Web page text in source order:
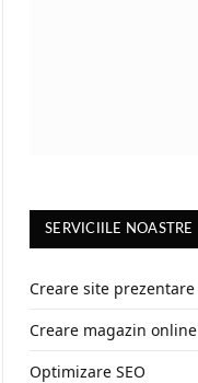
SERVICIILE NOASTRE
Creare site prezentare
Creare magazin online
Optimizare SEO